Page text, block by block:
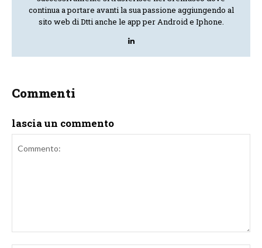
continua a portare avanti la sua passione aggiungendo al
sito web di Dtti anche le app per Android e Iphone.
Commenti
lascia un commento